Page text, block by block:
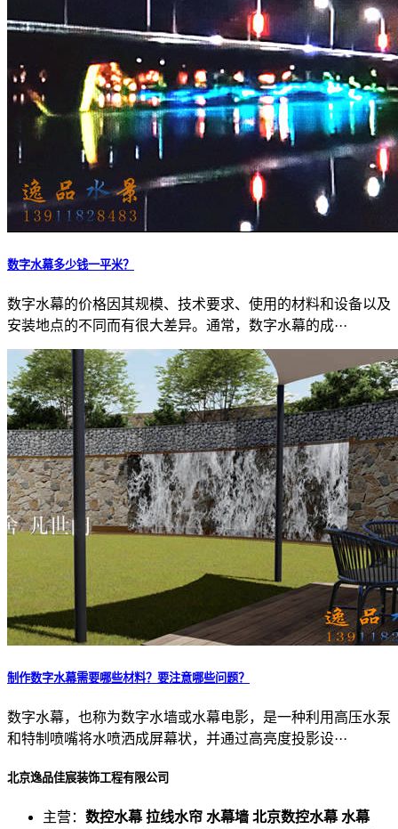
数字水幕多少钱一平米？
数字水幕的价格因其规模、技术要求、使用的材料和设备以及
安装地点的不同而有很大差异。通常，数字水幕的成···
制作数字水幕需要哪些材料？要注意哪些问题？
数字水幕，也称为数字水墙或水幕电影，是一种利用高压水泵
和特制喷嘴将水喷洒成屏幕状，并通过高亮度投影设···
北京逸品佳宸装饰工程有限公司
主营： 数控水幕 拉线水帘 水幕墙 北京数控水幕 水幕